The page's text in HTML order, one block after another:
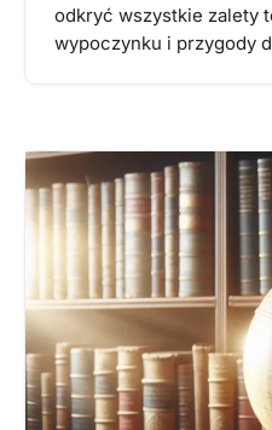
odkryć wszystkie zalety
wypoczynku i przygody